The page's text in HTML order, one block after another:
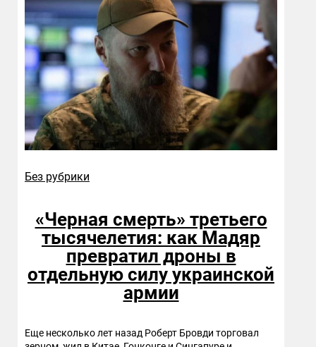
Без рубрики
«Черная смерть» третьего
тысячелетия: как Мадяр
превратил дроны в
отдельную силу украинской
армии
Еще несколько лет назад Роберт Бровди торговал